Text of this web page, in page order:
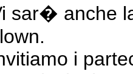
sar� anche
i